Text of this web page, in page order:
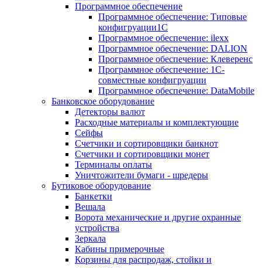
Программное обеспечение
Программное обеспечение: Типовые
конфигруации1С
Программное обеспечение: ilexx
Программное обеспечение: DALION
Программное обеспечение: Клеверенс
Программное обеспечение: 1С-
совместные конфигруации
Программное обеспечение: DataMobile
Банковское оборудование
Детекторы валют
Расходные материалы и комплектующие
Сейфы
Счетчики и сортировщики банкнот
Счетчики и сортировщики монет
Терминалы оплаты
Уничтожители бумаги - шредеры
Бутиковое оборудование
Банкетки
Вешала
Ворота механические и другие охранные
устройства
Зеркала
Кабины примерочные
Корзины для распродаж, стойки и